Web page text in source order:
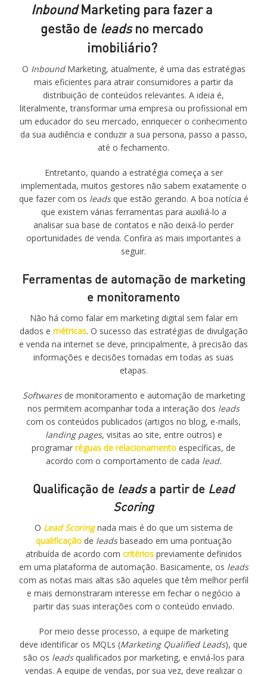
InboundMarketing para fazer a
gestão de leadsno mercado
imobiliário?
O InboundMarketing, atualmente, é uma das estratégias
mais eficientes para atrair consumidores a partir da
distribuição de conteúdos relevantes. A ideia é,
literalmente, transformar uma empresa ou profissional em
um educador do seu mercado, enriquecer o conhecimento
da sua audiência e conduzir a sua persona, passo a passo,
até o fechamento.
Entretanto, quando a estratégia começa a ser
implementada, muitos gestores não sabem exatamente o
que fazer com os leadsque estão gerando. A boa notícia é
que existem várias ferramentas para auxiliá-lo a
analisar sua base de contatos e não deixá-lo perder
oportunidades de venda. Confira as mais importantes a
seguir.
Ferramentas de automação de marketing
e monitoramento
Não há como falar em marketing digital sem falar em
dados e métricas. O sucesso das estratégias de divulgação
e venda na internet se deve, principalmente, à precisão das
informações e decisões tomadas em todas as suas
etapas.
Softwaresde monitoramento e automação de marketing
nos permitem acompanhar toda a interação dos leads
com os conteúdos publicados (artigos no blog, e-mails,
landing pages, visitas ao site, entre outros) e
programar réguas de relacionamento específicas, de
acordo com o comportamento de cada lead.
Qualificação de leadsa partir de Lead
Scoring
O Lead Scoringnada mais é do que um sistema de
qualificaçãode leadsbaseado em uma pontuação
atribuída de acordo com critériospreviamente definidos
em uma plataforma de automação. Basicamente, os leads
com as notas mais altas são aqueles que têm melhor perfil
e mais demonstraram interesse em fechar o negócio a
partir das suas interações com o conteúdo enviado.
Por meio desse processo, a equipe de marketing
deve identificar os MQLs (Marketing Qualified Leads), que
são os leadsqualificados por marketing, e enviá-los para
vendas. A equipe de vendas, por sua vez, deve realizar o